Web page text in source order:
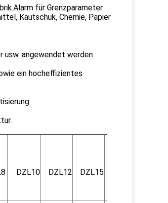
für Grenzparameter
Kautschuk, Chemie, Papier
usw. angewendet werden.
ein hocheffizientes
DZL10 DZL12 DZL15